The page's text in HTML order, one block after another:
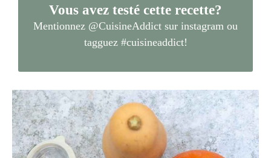
Vous avez testé cette recette?
Mentionnez @CuisineAddict sur instagram ou
tagguez #cuisineaddict!